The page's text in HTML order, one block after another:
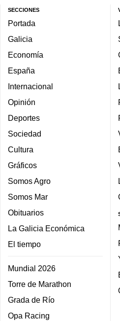
SECCIONES
Portada
Galicia
Economía
España
Internacional
Opinión
Deportes
Sociedad
Cultura
Gráficos
Somos Agro
Somos Mar
Obituarios
La Galicia Económica
El tiempo
Mundial 2026
Torre de Marathon
Grada de Río
Opa Racing